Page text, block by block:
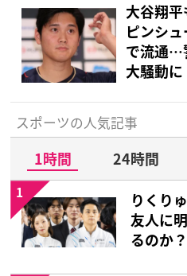
大谷翔
ピンシ
で流通…
大騒動に
スポーツの人気記事
1時間 24時間
りくり
友人に
るのか
1